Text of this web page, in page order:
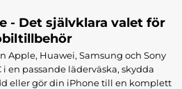
- Det självklara valet för
Apple, Huawei, Samsung och Sony
i en passande läderväska, skydda
eller gör din iPhone till en komplett